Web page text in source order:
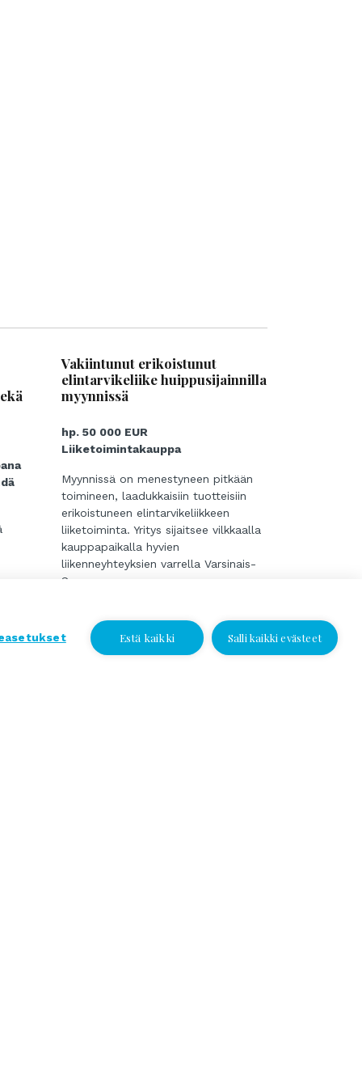
Vakiintunut erikoistunut
elintarvikeliike huippusijainnilla
myynnissä
hp. 50 000 EUR
Liiketoimintakauppa
Myynnissä on menestyneen pitkään
toimineen, laadukkaisiin tuotteisiin
erikoistuneen elintarvikeliikkeen
liiketoiminta. Yritys sijaitsee vilkkaalla
kauppapaikalla hyvien
liikenneyhteyksien varrella Varsinais-
Suomessa.
varrella. Yhtiöllä onkin oma kanta-
asiakasrekisteri, jota voi hyödyntää
Estä kaikki Salli kaikki evästeet